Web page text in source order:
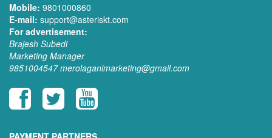
Mobile: 9801000860
E-mail: support@asteriskt.com
For advertisement:
Brajesh Subedi
Marketing Manager
9851004547 merolaganimarketing@gmail.com